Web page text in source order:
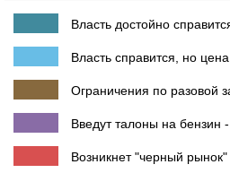
Власть достойно
Власть справится, но
Ограничения по разовой
Введут талоны на бензин
Возникнет "черный